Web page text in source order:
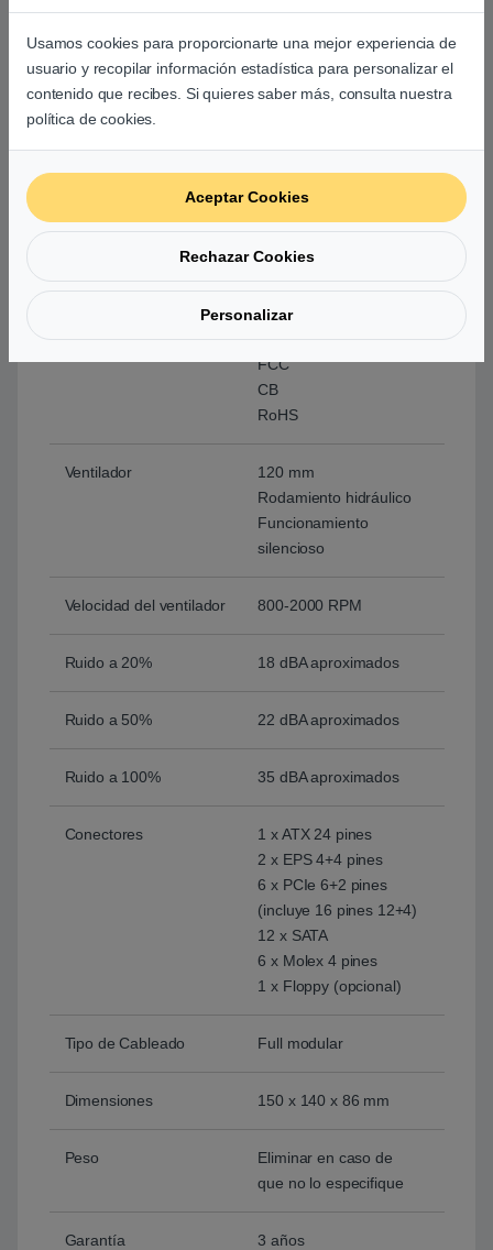
MTBF (Tiempo entre
fallos)
≥100,000 horas
Protecciones
UVP
SCP
OTP
OPP
calidad y seguridad
80 Plus Gold
CE
FCC
CB
RoHS
Ventilador
120 mm
Rodamiento hidráulico
Funcionamiento
silencioso
Velocidad del ventilador 800‑2000 RPM
Ruido a 20% 18 dBA aproximados
Ruido a 50% 22 dBA aproximados
Ruido a 100% 35 dBA aproximados
Conectores
1 x ATX 24 pines
2 x EPS 4+4 pines
6 x PCIe 6+2 pines
(incluye 16 pines 12+4)
12 x SATA
6 x Molex 4 pines
1 x Floppy (opcional)
Tipo de Cableado Full modular
Dimensiones 150 x 140 x 86 mm
Peso
Eliminar en caso de
que no lo especifique
Garantía 3 años
Usamos cookies para proporcionarte una mejor experiencia de
usuario y recopilar información estadística para personalizar el
contenido que recibes. Si quieres saber más, consulta nuestra
política de cookies.
Aceptar Cookies
Rechazar Cookies
Personalizar